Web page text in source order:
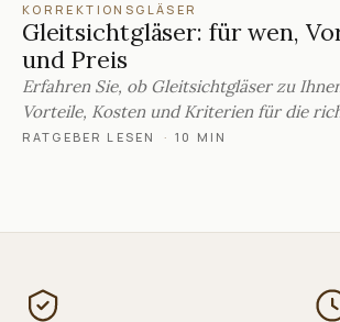
KORREKTIONSGLÄSER
Gleitsichtgläser: für wen,
und Preis
Erfahren Sie, ob Gleitsichtgläser zu
Vorteile, Kosten und Kriterien für die
RATGEBER LESEN · 10 MIN